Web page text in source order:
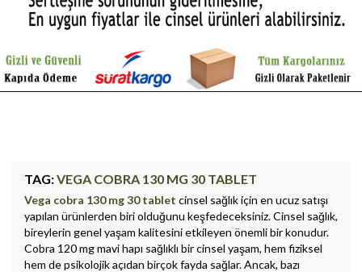
TAG:VEGA COBRA 130 MG 30 TABLET
Vega cobra 130 mg 30 tablet cinsel sağlık için en ucuz satışı
yapılan ürünlerden biri olduğunu keşfedeceksiniz. Cinsel sağlık,
bireylerin genel yaşam kalitesini etkileyen önemli bir konudur.
Cobra 120 mg mavi hapı sağlıklı bir cinsel yaşam, hem fiziksel
hem de psikolojik açıdan birçok fayda sağlar. Ancak, bazı